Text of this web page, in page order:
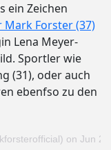
ein Zeichen
Mark Forster (37)
Lena Meyer-
Sportler wie
(31), oder auch
ebenfso zu den
on Jun 2,